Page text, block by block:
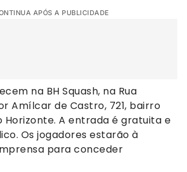
APÓS A PUBLICIDADE
na BH Squash, na Rua
Amílcar de Castro, 721, bairro
Horizonte. A entrada é gratuita e
Os jogadores estarão à
para conceder